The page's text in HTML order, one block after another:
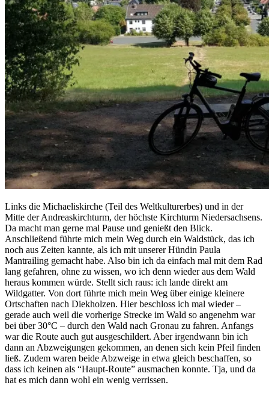
Links die Michaeliskirche (Teil des Weltkulturerbes) und in der
Mitte der Andreaskirchturm, der höchste Kirchturm Niedersachsens.
Da macht man gerne mal Pause und genießt den Blick.
Anschließend führte mich mein Weg durch ein Waldstück, das ich
noch aus Zeiten kannte, als ich mit unserer Hündin Paula
Mantrailing gemacht habe. Also bin ich da einfach mal mit dem Rad
lang gefahren, ohne zu wissen, wo ich denn wieder aus dem Wald
heraus kommen würde. Stellt sich raus: ich lande direkt am
Wildgatter. Von dort führte mich mein Weg über einige kleinere
Ortschaften nach Diekholzen. Hier beschloss ich mal wieder –
gerade auch weil die vorherige Strecke im Wald so angenehm war
bei über 30°C – durch den Wald nach Gronau zu fahren. Anfangs
war die Route auch gut ausgeschildert. Aber irgendwann bin ich
dann an Abzweigungen gekommen, an denen sich kein Pfeil finden
ließ. Zudem waren beide Abzweige in etwa gleich beschaffen, so
dass ich keinen als “Haupt-Route” ausmachen konnte. Tja, und da
hat es mich dann wohl ein wenig verrissen.